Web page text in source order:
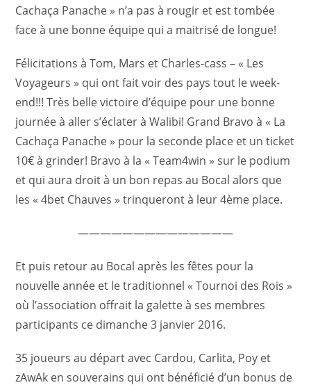
Cachaça Panache » n’a pas à rougir et est tombée
face à une bonne équipe qui a maitrisé de longue!
Félicitations à Tom, Mars et Charles-cass – « Les
Voyageurs » qui ont fait voir des pays tout le week-
end!!! Très belle victoire d’équipe pour une bonne
journée à aller s’éclater à Walibi! Grand Bravo à « La
Cachaça Panache » pour la seconde place et un ticket
10€ à grinder! Bravo à la « Team4win » sur le podium
et qui aura droit à un bon repas au Bocal alors que
les « 4bet Chauves » trinqueront à leur 4ème place.
——————————————
Et puis retour au Bocal après les fêtes pour la
nouvelle année et le traditionnel « Tournoi des Rois »
où l’association offrait la galette à ses membres
participants ce dimanche 3 janvier 2016.
35 joueurs au départ avec Cardou, Carlita, Poy et
zAwAk en souverains qui ont bénéficié d’un bonus de